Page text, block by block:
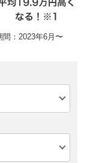
：2023年6月〜